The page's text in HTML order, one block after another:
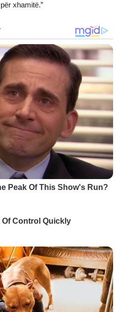
xhamitë.”